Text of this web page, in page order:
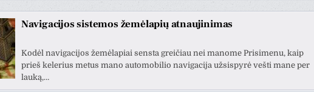
Navigacijos sistemos žemėlapių atnaujinimas
Kodėl navigacijos žemėlapiai sensta greičiau nei manome Prisimenu, kaip
prieš kelerius metus mano automobilio navigacija užsispyrė vešti mane per
lauką,…